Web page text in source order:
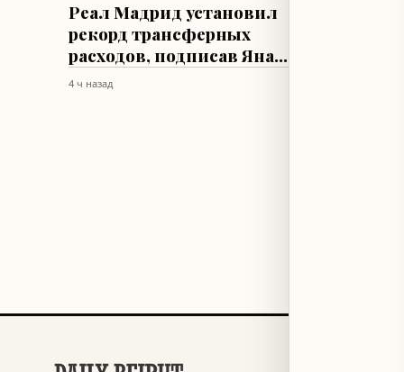
Реал Мадрид установил
рекорд трансферных
расходов, подписав Яна
Диомандэ
4 ч назад